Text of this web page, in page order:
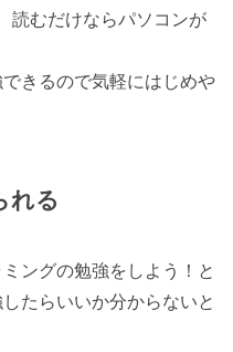
読むだけならパソコンが
きるので気軽にはじめや
れる
ングの勉強をしよう！と
たらいいか分からないと